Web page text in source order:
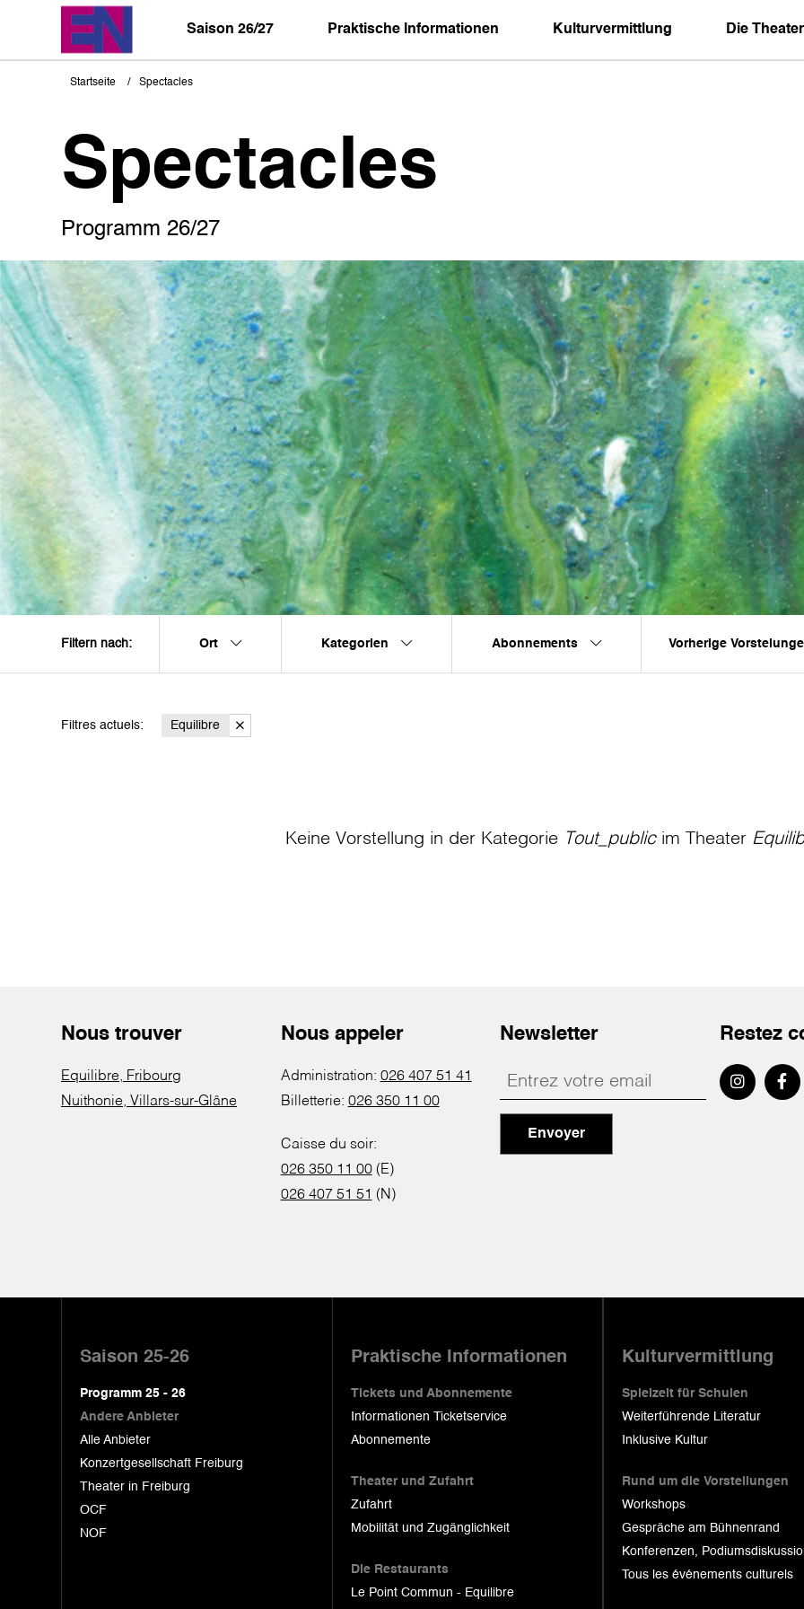
Saison 26/27 Praktische Informationen Kulturvermittlung Die Theater
Pfadnavigation
Startseite Spectacles
Spectacles
Programm 26/27
Filtern nach: Ort Kategorien Abonnements Vorherige
Filtres actuels: Equilibre
Keine Vorstellung in der Kategorie Tout_publicim Theater
Nous trouver
Equilibre, Fribourg
Nuithonie, Villars-sur-Glâne
Nous appeler
Administration: 026 407 51 41
Billetterie: 026 350 11 00
Caisse du soir:
026 350 11 00(E)
026 407 51 51 (N)
Newsletter
Envoyer
Restez
Saison 25-26
Programm 25 - 26
Andere Anbieter
Alle Anbieter
Konzertgesellschaft Freiburg
Theater in Freiburg
OCF
NOF
Praktische Informationen
Tickets und Abonnemente
Informationen Ticketservice
Abonnemente
Theater und Zufahrt
Zufahrt
Mobilität und Zugänglichkeit
Die Restaurants
Le Point Commun - Equilibre
Kulturvermittlung
Spielzeit für Schulen
Weiterführende Literatur
Inklusive Kultur
Rund um die Vorstellungen
Workshops
Gespräche am Bühnenrand
Konferenzen,
Tous les événements culturels